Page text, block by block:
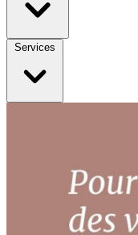
Services